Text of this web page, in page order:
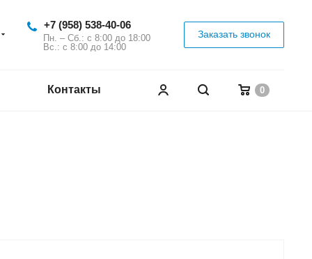
+7 (958) 538-40-06
Пн. – Сб.: с 8:00 до 18:00
Вс.: с 8:00 до 14:00
Заказать звонок
0
Контакты